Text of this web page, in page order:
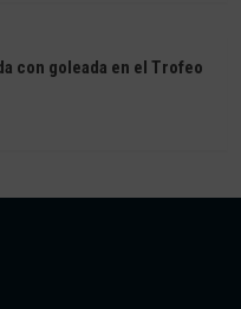
con goleada en el Trofeo